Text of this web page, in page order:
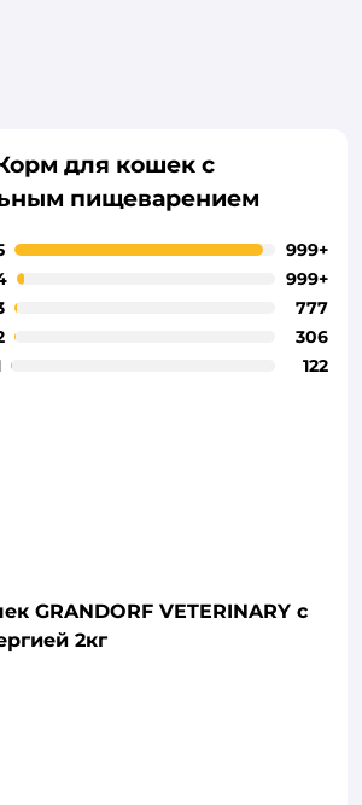
для кошек с
пищеварением
999+
999+
777
306
122
GRANDORF VETERINARY с
2кг